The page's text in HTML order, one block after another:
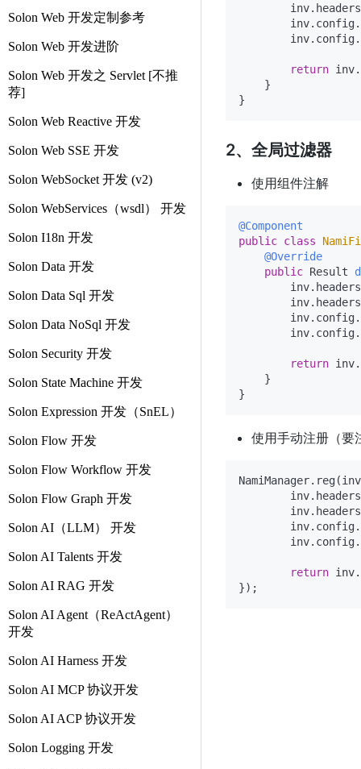
Solon Web 开发定制参考
Solon Web 开发进阶
Solon Web 开发之 Servlet [不推
荐]
Solon Web Reactive 开发
Solon Web SSE 开发
Solon WebSocket 开发 (v2)
Solon WebServices（wsdl） 开发
Solon I18n 开发
Solon Data 开发
Solon Data Sql 开发
Solon Data NoSql 开发
Solon Security 开发
Solon State Machine 开发
Solon Expression 开发（SnEL）
Solon Flow 开发
Solon Flow Workflow 开发
Solon Flow Graph 开发
Solon AI（LLM） 开发
Solon AI Talents 开发
Solon AI RAG 开发
Solon AI Agent（ReActAgent）
开发
Solon AI Harness 开发
Solon AI MCP 协议开发
Solon AI ACP 协议开发
Solon Logging 开发
return
    }
2、全局过滤器
使用组件注解
@Component
public class
@Override
public Result
return
    }
使用手动注册（要
return